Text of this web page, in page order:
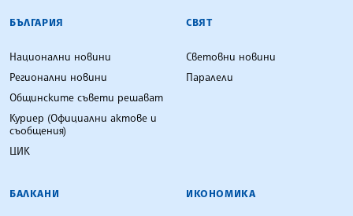
БЪЛГАРСКА ТЕЛЕГРАФНА АГЕНЦИЯ
БЪЛГАРИЯ
Национални новини
Регионални новини
Общинските съвети решават
Куриер (Официални актове и
съобщения)
ЦИК
СВЯТ
Световни новини
Паралели
БАЛКАНИ ИКОНОМИКА